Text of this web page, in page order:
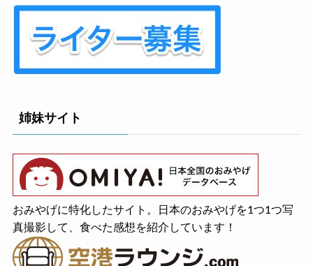
姉妹サイト
おみやげに特化したサイト。日本のおみやげを1つ1つ写
真撮影して、食べた感想を紹介しています！